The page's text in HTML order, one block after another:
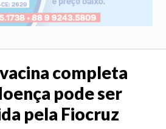
completa
pode ser
pela Fiocruz